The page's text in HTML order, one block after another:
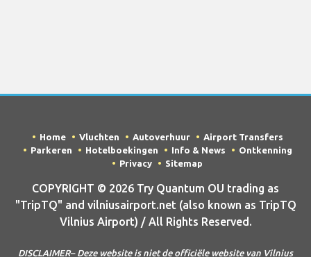
Home Vluchten Autoverhuur
Airport Transfers
Parkeren
Hotelboekingen Info & News
Ontkenning
Privacy
Sitemap
COPYRIGHT © 2026 Try Quantum OU trading as
"TripTQ" and vilniusairport.net (also known as TripTQ
Vilnius Airport) / All Rights Reserved.
DISCLAIMER– Deze website is niet de officiële website van Vilnius